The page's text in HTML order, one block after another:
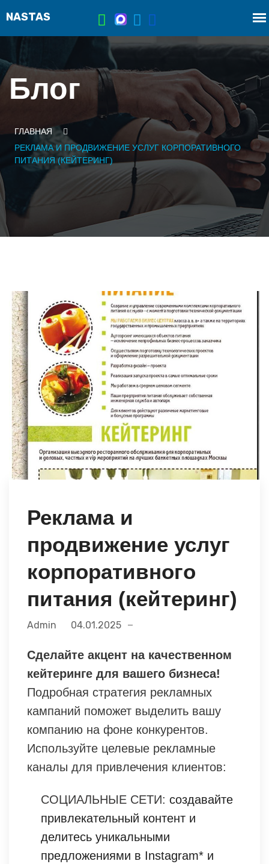
Блог
ГЛАВНАЯ
РЕКЛАМА И ПРОДВИЖЕНИЕ УСЛУГ КОРПОРАТИВНОГО
ПИТАНИЯ (КЕЙТЕРИНГ)
Реклама и
продвижение услуг
корпоративного
питания (кейтеринг)
Admin 04.01.2025
Сделайте акцент на качественном
кейтеринге для вашего бизнеса!
Подробная стратегия рекламных
кампаний поможет выделить вашу
компанию на фоне конкурентов.
Используйте целевые рекламные
каналы для привлечения клиентов:
СОЦИАЛЬНЫЕ СЕТИ: создавайте
привлекательный контент и
делитесь уникальными
предложениями в Instagram* и